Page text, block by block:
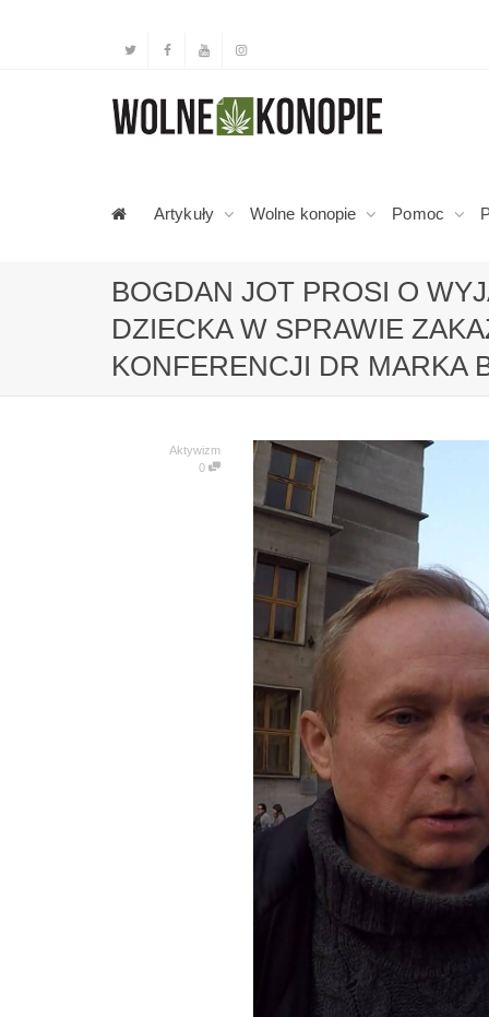
Artykuły Wolne konopie Pomoc
BOGDAN JOT PROSI O
DZIECKA W SPRAWIE
KONFERENCJI DR MARKA
Aktywizm
0